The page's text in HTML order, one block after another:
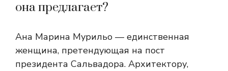
она предлагает?
Ана Марина Мурильо — единственная
женщина, претендующая на пост
президента Сальвадора. Архитектору,